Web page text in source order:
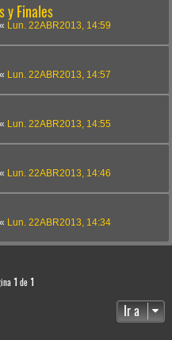
y Finales
« Lun. 22ABR2013, 14:59
« Lun. 22ABR2013, 14:57
« Lun. 22ABR2013, 14:55
« Lun. 22ABR2013, 14:46
« Lun. 22ABR2013, 14:34
1 de 1
Ir a